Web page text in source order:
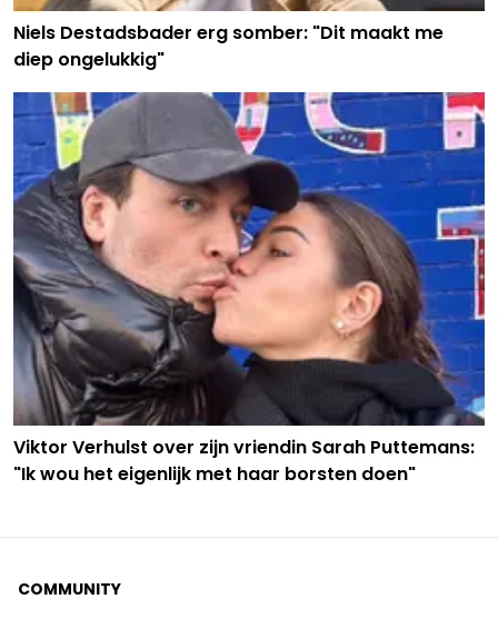
Niels Destadsbader erg somber: "Dit maakt me
diep ongelukkig"
Viktor Verhulst over zijn vriendin Sarah Puttemans:
"Ik wou het eigenlijk met haar borsten doen"
COMMUNITY